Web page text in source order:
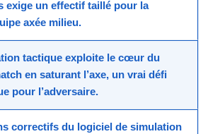
exige un effectif taillé pour la
axée milieu.
tactique exploite le cœur du
en saturant l’axe, un vrai défi
pour l’adversaire.
correctifs du logiciel de simulation